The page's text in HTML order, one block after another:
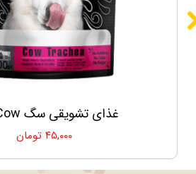
غذای تشویقی سگ MadCow
۴۵,۰۰۰ تومان